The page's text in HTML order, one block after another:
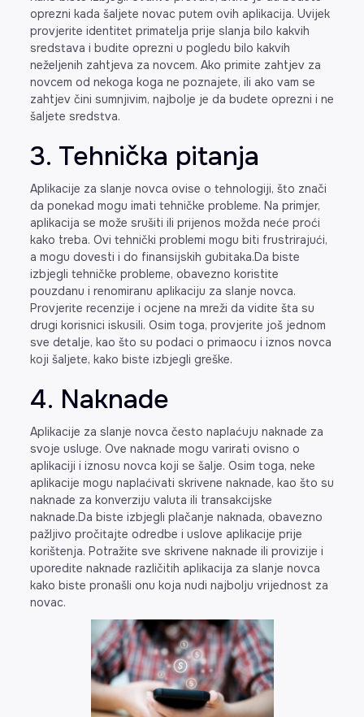
oprezni kada šaljete novac putem ovih aplikacija. Uvijek
provjerite identitet primatelja prije slanja bilo kakvih
sredstava i budite oprezni u pogledu bilo kakvih
neželjenih zahtjeva za novcem. Ako primite zahtjev za
novcem od nekoga koga ne poznajete, ili ako vam se
zahtjev čini sumnjivim, najbolje je da budete oprezni i ne
šaljete sredstva.
3. Tehnička pitanja
Aplikacije za slanje novca ovise o tehnologiji, što znači
da ponekad mogu imati tehničke probleme. Na primjer,
aplikacija se može srušiti ili prijenos možda neće proći
kako treba. Ovi tehnički problemi mogu biti frustrirajući,
a mogu dovesti i do finansijskih gubitaka.Da biste
izbjegli tehničke probleme, obavezno koristite
pouzdanu i renomiranu aplikaciju za slanje novca.
Provjerite recenzije i ocjene na mreži da vidite šta su
drugi korisnici iskusili. Osim toga, provjerite još jednom
sve detalje, kao što su podaci o primaocu i iznos novca
koji šaljete, kako biste izbjegli greške.
4. Naknade
Aplikacije za slanje novca često naplaćuju naknade za
svoje usluge. Ove naknade mogu varirati ovisno o
aplikaciji i iznosu novca koji se šalje. Osim toga, neke
aplikacije mogu naplaćivati skrivene naknade, kao što su
naknade za konverziju valuta ili transakcijske
naknade.Da biste izbjegli plačanje naknada, obavezno
pažljivo pročitajte odredbe i uslove aplikacije prije
korištenja. Potražite sve skrivene naknade ili provizije i
uporedite naknade različitih aplikacija za slanje novca
kako biste pronašli onu koja nudi najbolju vrijednost za
novac.